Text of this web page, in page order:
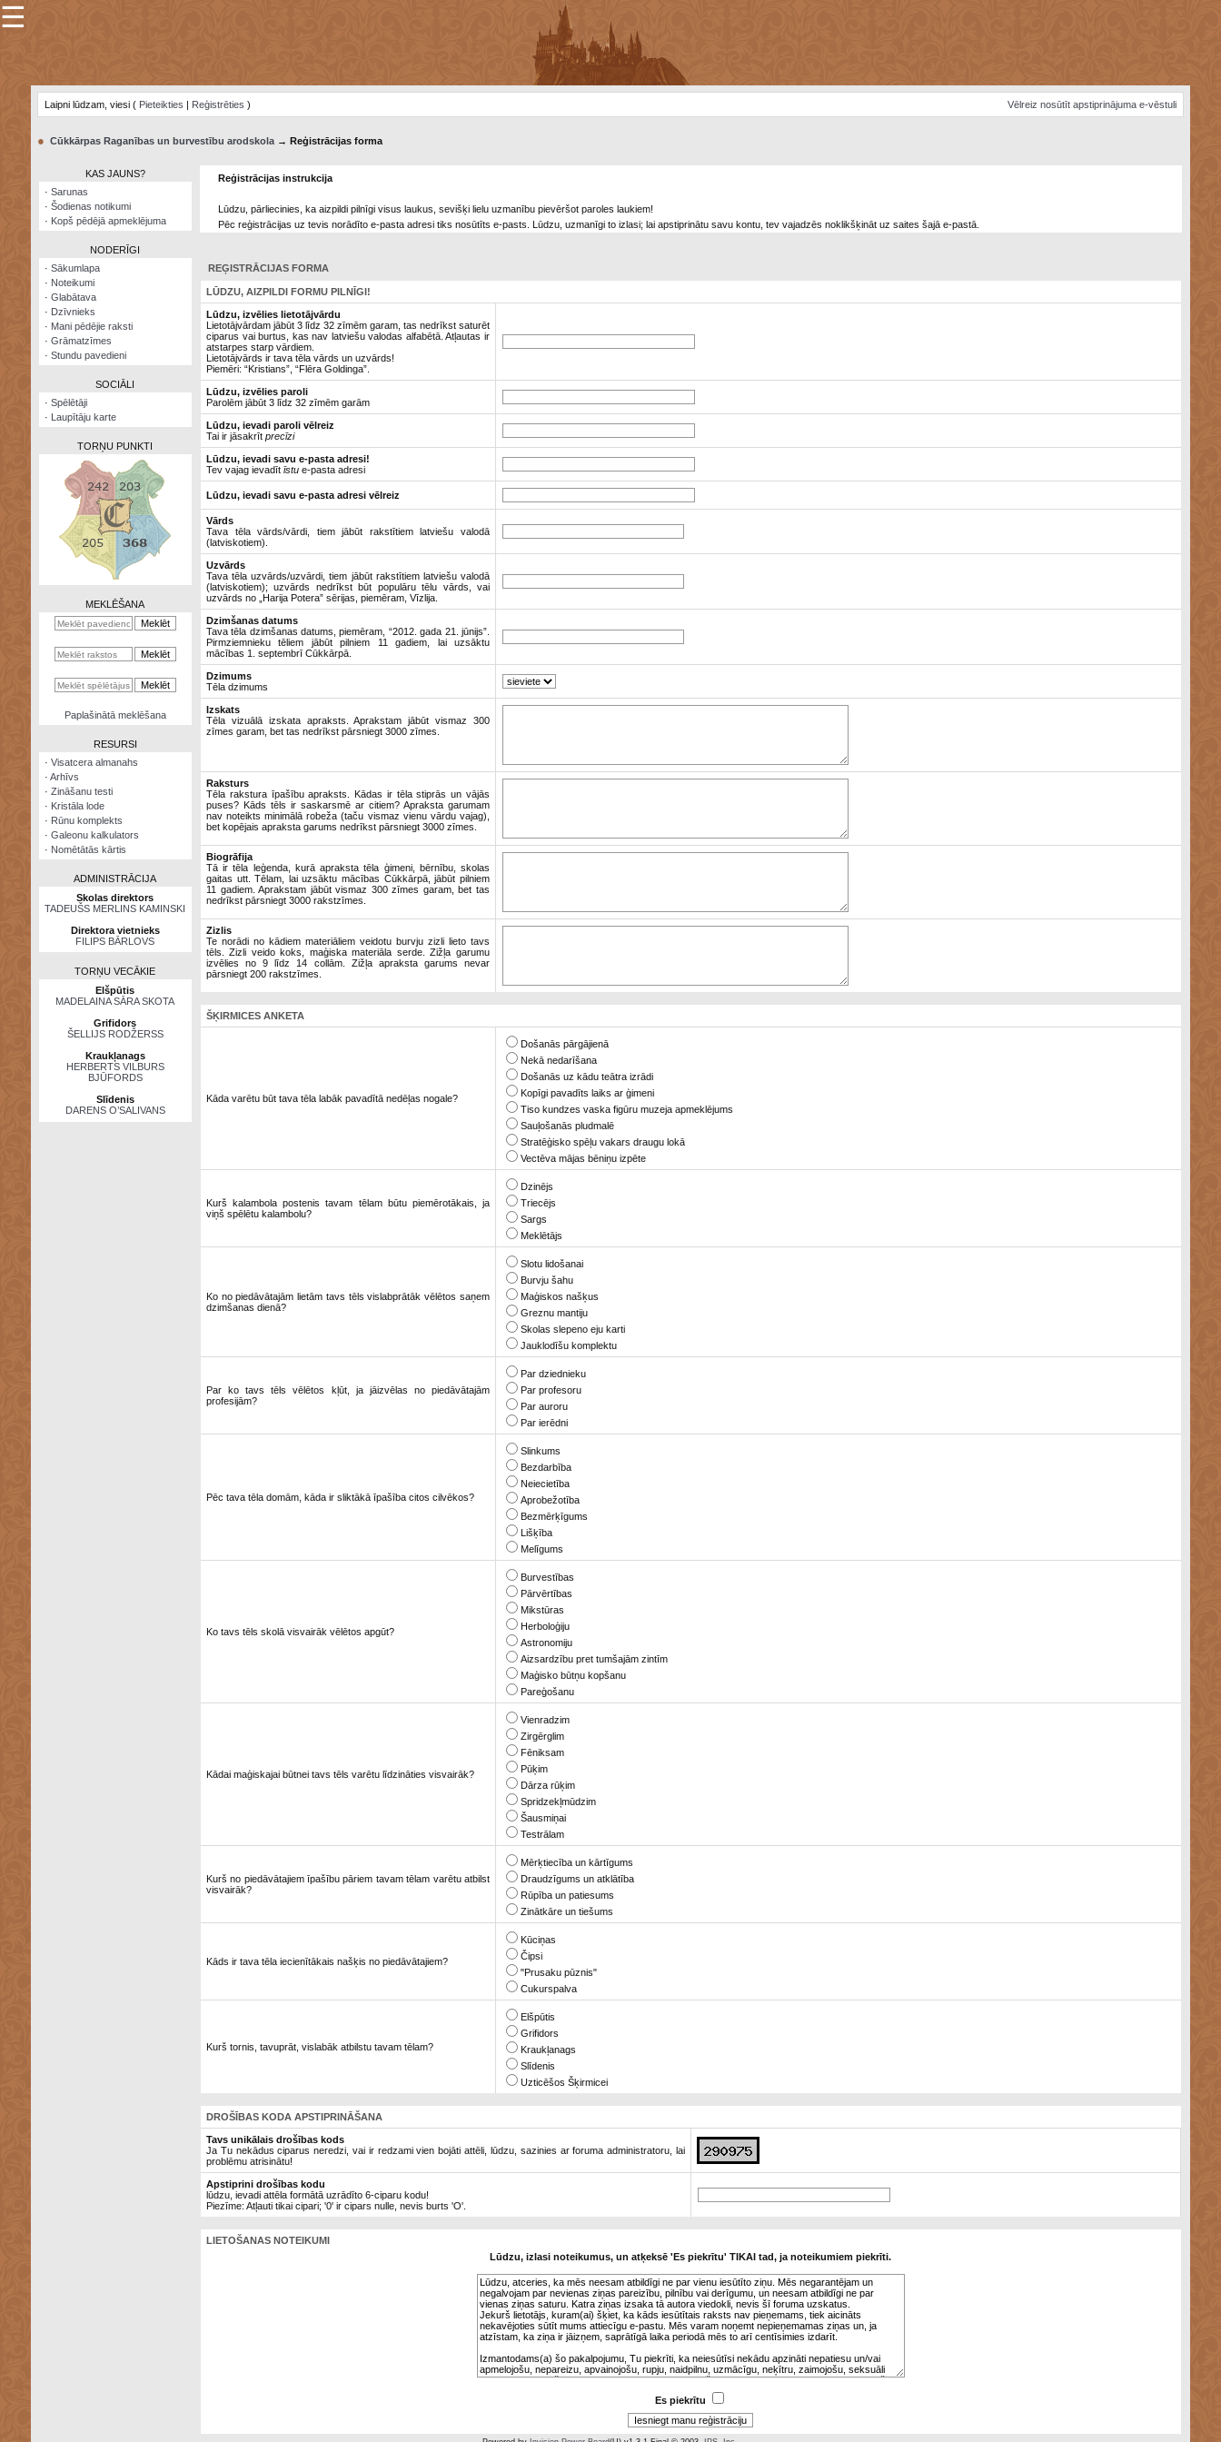
×
Šodienas
Visatcera
almanahs
kalkulators
☰
Laipni lūdzam, viesi ( Pieteikties | Reģistrēties ) Vēlreiz nosūtīt apstiprinājuma e-vēstuli
● Cūkkārpas Raganības un burvestību arodskola→ Reģistrācijas forma
KAS JAUNS?
· Sarunas
· Šodienas notikumi
· Kopš pēdējā apmeklējuma
NODERĪGI
· Sākumlapa
· Noteikumi
· Glabātava
· Dzīvnieks
· Mani pēdējie raksti
· Grāmatzīmes
· Stundu pavedieni
SOCIĀLI
· Spēlētāji
· Laupītāju karte
TORŅU PUNKTI
MEKLĒŠANA
Paplašinātā meklēšana
RESURSI
· Visatcera almanahs
· Arhīvs
· Zināšanu testi
· Kristāla lode
· Rūnu komplekts
· Galeonu kalkulators
· Nomētātās kārtis
ADMINISTRĀCIJA
Skolas direktors
TADEUŠS MERLINS KAMINSKI
Direktora vietnieks
FILIPS BĀRLOVS
TORŅU VECĀKIE
Elšpūtis
MADELAINA SĀRA SKOTA
Grifidors
ŠELLIJS RODŽERSS
Kraukļanags
HERBERTS VILBURS
BJŪFORDS
Slīdenis
DARENS O’SALIVANS
Reģistrācijas instrukcija
Lūdzu, pārliecinies, ka aizpildi pilnīgi visus laukus, sevišķi lielu uzmanību pievēršot paroles laukiem!
Pēc reģistrācijas uz tevis norādīto e-pasta adresi tiks nosūtīts e-pasts. Lūdzu, uzmanīgi to izlasi; lai apstiprinātu savu kontu, tev vajadzēs noklikšķināt uz saites šajā e-pastā.
REĢISTRĀCIJAS FORMA
LŪDZU, AIZPILDI FORMU PILNĪGI!
Lūdzu, izvēlies lietotājvārdu
Lietotājvārdam jābūt 3 līdz 32 zīmēm garam, tas nedrīkst saturēt
ciparus vai burtus, kas nav latviešu valodas alfabētā. Atļautas ir
atstarpes starp vārdiem.
Lietotājvārds ir tava tēla vārds un uzvārds!
Piemēri: “Kristians”, “Flēra Goldinga”.
Lūdzu, izvēlies paroli
Parolēm jābūt 3 līdz 32 zīmēm garām
Lūdzu, ievadi paroli vēlreiz
Tai ir jāsakrīt precīzi
Lūdzu, ievadi savu e-pasta adresi!
Tev vajag ievadīt īstue-pasta adresi
Lūdzu, ievadi savu e-pasta adresi vēlreiz
Vārds
Tava tēla vārds/vārdi, tiem jābūt rakstītiem latviešu valodā
(latviskotiem).
Uzvārds
Tava tēla uzvārds/uzvārdi, tiem jābūt rakstītiem latviešu valodā
(latviskotiem); uzvārds nedrīkst būt populāru tēlu vārds, vai
uzvārds no „Harija Potera” sērijas, piemēram, Vīzlija.
Dzimšanas datums
Tava tēla dzimšanas datums, piemēram, “2012. gada 21. jūnijs”.
Pirmziemnieku tēliem jābūt pilniem 11 gadiem, lai uzsāktu
mācības 1. septembrī Cūkkārpā.
Dzimums
Tēla dzimums
Izskats
Tēla vizuālā izskata apraksts. Aprakstam jābūt vismaz 300
zīmes garam, bet tas nedrīkst pārsniegt 3000 zīmes.
Raksturs
Tēla rakstura īpašību apraksts. Kādas ir tēla stiprās un vājās
puses? Kāds tēls ir saskarsmē ar citiem? Apraksta garumam
nav noteikts minimālā robeža (taču vismaz vienu vārdu vajag),
bet kopējais apraksta garums nedrīkst pārsniegt 3000 zīmes.
Biogrāfija
Tā ir tēla leģenda, kurā apraksta tēla ģimeni, bērnību, skolas
gaitas utt. Tēlam, lai uzsāktu mācības Cūkkārpā, jābūt pilniem
11 gadiem. Aprakstam jābūt vismaz 300 zīmes garam, bet tas
nedrīkst pārsniegt 3000 rakstzīmes.
Zizlis
Te norādi no kādiem materiāliem veidotu burvju zizli lieto tavs
tēls. Zizli veido koks, maģiska materiāla serde. Zižļa garumu
izvēlies no 9 līdz 14 collām. Zižļa apraksta garums nevar
pārsniegt 200 rakstzīmes.
ŠĶIRMICES ANKETA
Kāda varētu būt tava tēla labāk pavadītā nedēļas nogale?
Došanās pārgājienā
Nekā nedarīšana
Došanās uz kādu teātra izrādi
Kopīgi pavadīts laiks ar ģimeni
Tiso kundzes vaska figūru muzeja apmeklējums
Sauļošanās pludmalē
Stratēģisko spēļu vakars draugu lokā
Vectēva mājas bēniņu izpēte
Kurš kalambola postenis tavam tēlam būtu piemērotākais, ja
viņš spēlētu kalambolu?
Dzinējs
Triecējs
Sargs
Meklētājs
Ko no piedāvātajām lietām tavs tēls vislabprātāk vēlētos saņem
dzimšanas dienā?
Slotu lidošanai
Burvju šahu
Maģiskos našķus
Greznu mantiju
Skolas slepeno eju karti
Jauklodīšu komplektu
Par ko tavs tēls vēlētos kļūt, ja jāizvēlas no piedāvātajām
profesijām?
Par dziednieku
Par profesoru
Par auroru
Par ierēdni
Pēc tava tēla domām, kāda ir sliktākā īpašība citos cilvēkos?
Slinkums
Bezdarbība
Neiecietība
Aprobežotība
Bezmērķīgums
Lišķība
Melīgums
Ko tavs tēls skolā visvairāk vēlētos apgūt?
Burvestības
Pārvērtības
Mikstūras
Herboloģiju
Astronomiju
Aizsardzību pret tumšajām zintīm
Maģisko būtņu kopšanu
Pareģošanu
Kādai maģiskajai būtnei tavs tēls varētu līdzināties visvairāk?
Vienradzim
Zirgērglim
Fēniksam
Pūķim
Dārza rūķim
Spridzekļmūdzim
Šausmiņai
Testrālam
Kurš no piedāvātajiem īpašību pāriem tavam tēlam varētu atbilst
visvairāk?
Mērķtiecība un kārtīgums
Draudzīgums un atklātība
Rūpība un patiesums
Zinātkāre un tiešums
Kāds ir tava tēla iecienītākais našķis no piedāvātajiem?
Kūciņas
Čipsi
"Prusaku pūznis"
Cukurspalva
Kurš tornis, tavuprāt, vislabāk atbilstu tavam tēlam?
Elšpūtis
Grifidors
Kraukļanags
Slīdenis
Uzticēšos Šķirmicei
DROŠĪBAS KODA APSTIPRINĀŠANA
Tavs unikālais drošības kods
Ja Tu nekādus ciparus neredzi, vai ir redzami vien bojāti attēli, lūdzu, sazinies ar foruma administratoru, lai
problēmu atrisinātu!
Apstiprini drošības kodu
lūdzu, ievadi attēla formātā uzrādīto 6-ciparu kodu!
Piezīme: Atļauti tikai cipari; '0' ir cipars nulle, nevis burts 'O'.
LIETOŠANAS NOTEIKUMI
Lūdzu, izlasi noteikumus, un atķeksē 'Es piekrītu' TIKAI tad, ja noteikumiem piekrīti.
Es piekrītu